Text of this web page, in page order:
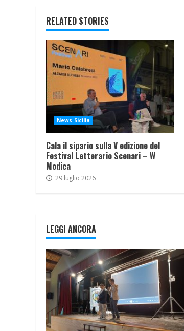
RELATED STORIES
News Sicilia
Cala il sipario sulla V edizione del
Festival Letterario Scenari – W
Modica
29 luglio 2026
LEGGI ANCORA